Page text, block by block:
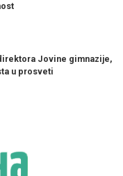
Jovine gimnazije,
u prosveti